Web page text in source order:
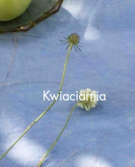
Kwiaciarnia